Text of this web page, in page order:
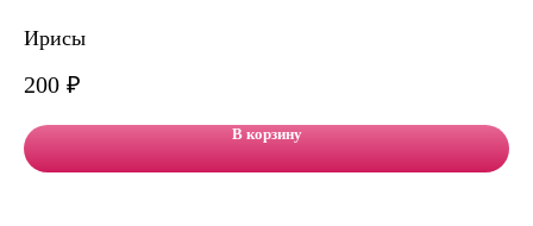
Ирисы
200 ₽
В корзину